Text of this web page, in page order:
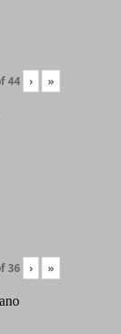
44 › »
36 › »